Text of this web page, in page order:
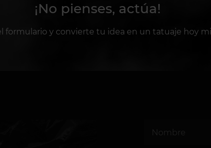
¡No pienses, actúa!
formulario y convierte tu idea en un tatuaje hoy